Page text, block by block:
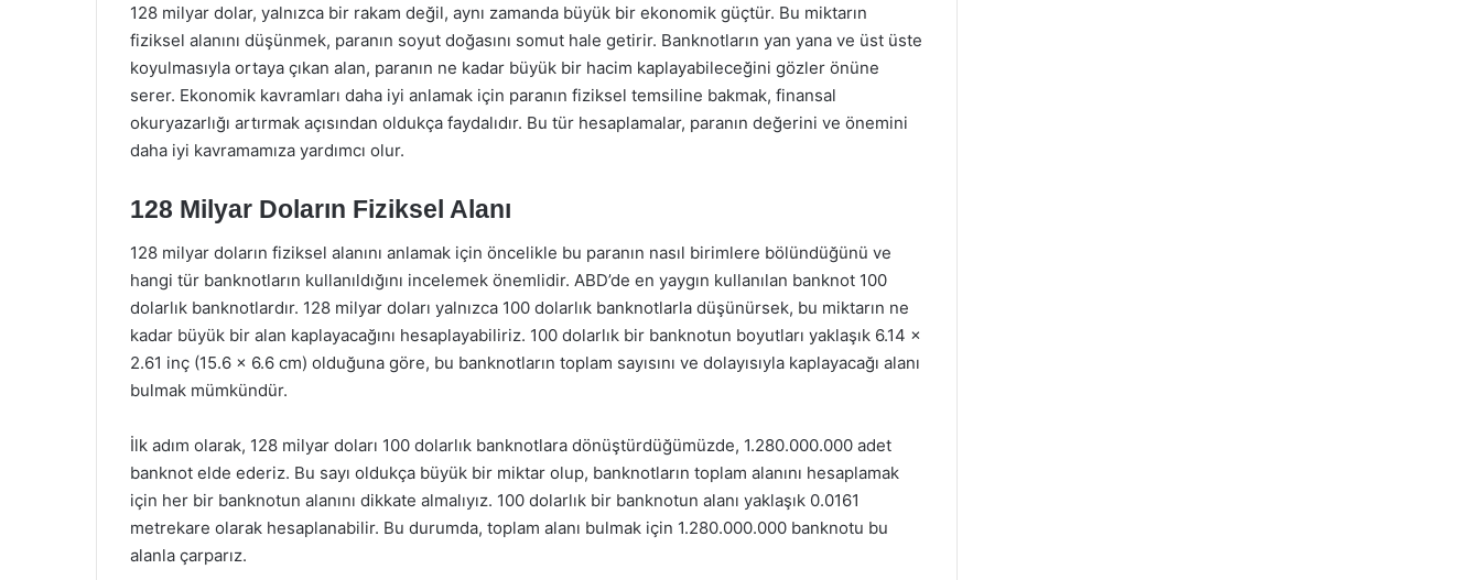
128 milyar dolar, yalnızca bir rakam değil, aynı zamanda büyük bir ekonomik güçtür. Bu miktarın
fiziksel alanını düşünmek, paranın soyut doğasını somut hale getirir. Banknotların yan yana ve üst üste
koyulmasıyla ortaya çıkan alan, paranın ne kadar büyük bir hacim kaplayabileceğini gözler önüne
serer. Ekonomik kavramları daha iyi anlamak için paranın fiziksel temsiline bakmak, finansal
okuryazarlığı artırmak açısından oldukça faydalıdır. Bu tür hesaplamalar, paranın değerini ve önemini
daha iyi kavramamıza yardımcı olur.
128 Milyar Doların Fiziksel Alanı
128 milyar doların fiziksel alanını anlamak için öncelikle bu paranın nasıl birimlere bölündüğünü ve
hangi tür banknotların kullanıldığını incelemek önemlidir. ABD’de en yaygın kullanılan banknot 100
dolarlık banknotlardır. 128 milyar doları yalnızca 100 dolarlık banknotlarla düşünürsek, bu miktarın ne
kadar büyük bir alan kaplayacağını hesaplayabiliriz. 100 dolarlık bir banknotun boyutları yaklaşık 6.14 x
2.61 inç (15.6 x 6.6 cm) olduğuna göre, bu banknotların toplam sayısını ve dolayısıyla kaplayacağı alanı
bulmak mümkündür.
İlk adım olarak, 128 milyar doları 100 dolarlık banknotlara dönüştürdüğümüzde, 1.280.000.000 adet
banknot elde ederiz. Bu sayı oldukça büyük bir miktar olup, banknotların toplam alanını hesaplamak
için her bir banknotun alanını dikkate almalıyız. 100 dolarlık bir banknotun alanı yaklaşık 0.0161
metrekare olarak hesaplanabilir. Bu durumda, toplam alanı bulmak için 1.280.000.000 banknotu bu
alanla çarparız.